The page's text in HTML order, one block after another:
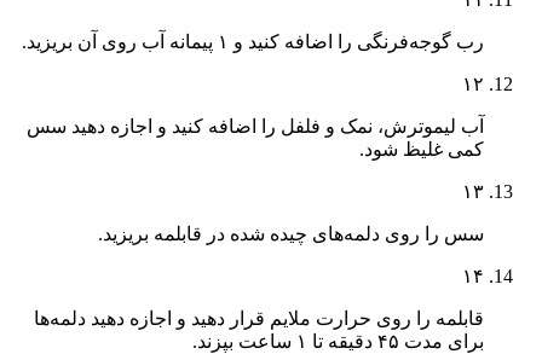
رب گوجه‌فرنگی را اضافه کنید و ۱ پیمانه آب روی آن بریزید.
آب لیموترش، نمک و فلفل را اضافه کنید و اجازه دهید سس
کمی غلیظ شود.
سس را روی دلمه‌های چیده شده در قابلمه بریزید.
قابلمه را روی حرارت ملایم قرار دهید و اجازه دهید دلمه‌ها
برای مدت ۴۵ دقیقه تا ۱ ساعت بپزند.